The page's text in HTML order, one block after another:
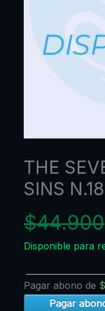
THE
SINS
$44.900
Disponible para
Pagar abono de $
Pagar